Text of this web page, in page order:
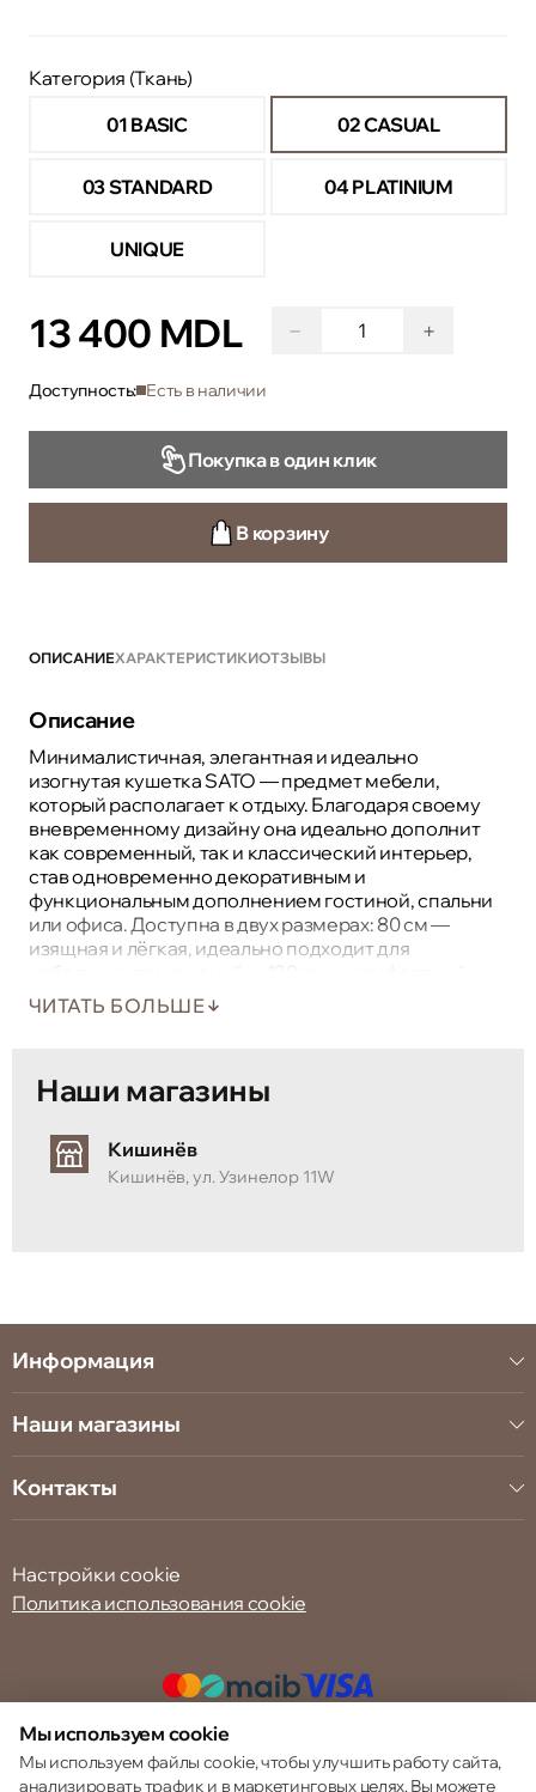
Категория (Ткань)
01 BASIC
02 CASUAL
03 STANDARD 04 PLATINIUM
UNIQUE
13 400 MDL − +
Доступность: Есть в наличии
Покупка в один клик
В корзину
ОПИСАНИЕХАРАКТЕРИСТИКИОТЗЫВЫ
Описание
Минималистичная, элегантная и идеально
изогнутая кушетка SATO — предмет мебели,
который располагает к отдыху. Благодаря своему
вневременному дизайну она идеально дополнит
как современный, так и классический интерьер,
став одновременно декоративным и
функциональным дополнением гостиной, спальни
или офиса. Доступна в двух размерах: 80 см —
изящная и лёгкая, идеально подходит для
вариант для тех, кто предпочитает разложить вещи
поудобнее.
ЧИТАТЬ БОЛЬШЕ
Наши магазины
Кишинёв
Кишинёв, ул. Узинелор 11W
Информация
Наши магазины
Контакты
Настройки cookie
Политика использования cookie
© 2013 – 2026 ECOM
Мы используем cookie
Мы используем файлы cookie, чтобы улучшить работу сайта,
анализировать трафик и в маркетинговых целях. Вы можете